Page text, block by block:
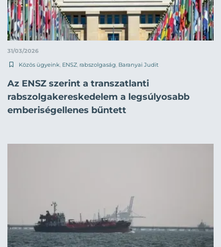
31/03/2026
Közös ügyeink, ENSZ, rabszolgaság, Baranyai Judit
Az ENSZ szerint a transzatlanti
rabszolgakereskedelem a legsúlyosabb
emberiségellenes bűntett